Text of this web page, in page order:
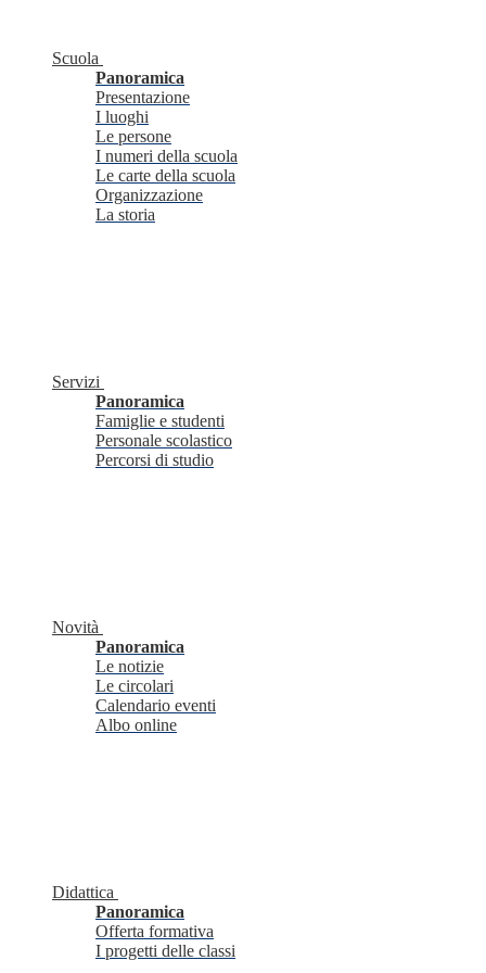
Scuola
Panoramica
Presentazione
I luoghi
Le persone
I numeri della scuola
Le carte della scuola
Organizzazione
La storia
Servizi
Panoramica
Famiglie e studenti
Personale scolastico
Percorsi di studio
Novità
Panoramica
Le notizie
Le circolari
Calendario eventi
Albo online
Didattica
Panoramica
Offerta formativa
I progetti delle classi